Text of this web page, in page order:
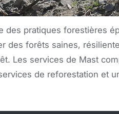
des pratiques forestières
des forêts saines,
Les services de Mast
de reforestation et